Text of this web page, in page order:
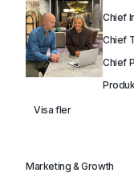
Chief
Chief
Chief
Visa fler
Marketing & Growth